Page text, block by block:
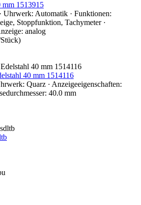
mm 1513915
Uhrwerk: Automatik · Funktionen:
Stoppfunktion, Tachymeter ·
analog
40 mm 1514116
Quarz · Anzeigeeigenschaften:
40.0 mm